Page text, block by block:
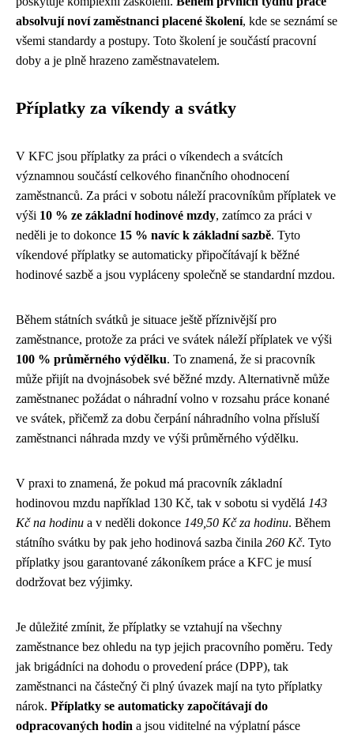
absolvují noví zaměstnanci placené školení, kde se seznámí se
všemi standardy a postupy. Toto školení je součástí pracovní
doby a je plně hrazeno zaměstnavatelem.
Příplatky za víkendy a svátky
V KFC jsou příplatky za práci o víkendech a svátcích
významnou součástí celkového finančního ohodnocení
zaměstnanců. Za práci v sobotu náleží pracovníkům příplatek ve
výši 10 % ze základní hodinové mzdy, zatímco za práci v
neděli je to dokonce 15 % navíc k základní sazbě. Tyto
víkendové příplatky se automaticky připočítávají k běžné
hodinové sazbě a jsou vypláceny společně se standardní mzdou.
Během státních svátků je situace ještě příznivější pro
zaměstnance, protože za práci ve svátek náleží příplatek ve výši
100 % průměrného výdělku. To znamená, že si pracovník
může přijít na dvojnásobek své běžné mzdy. Alternativně může
zaměstnanec požádat o náhradní volno v rozsahu práce konané
ve svátek, přičemž za dobu čerpání náhradního volna přísluší
zaměstnanci náhrada mzdy ve výši průměrného výdělku.
V praxi to znamená, že pokud má pracovník základní
hodinovou mzdu například 130 Kč, tak v sobotu si vydělá 143
Kč na hodinu a v neděli dokonce 149,50 Kč za hodinu. Během
státního svátku by pak jeho hodinová sazba činila 260 Kč. Tyto
příplatky jsou garantované zákoníkem práce a KFC je musí
dodržovat bez výjimky.
Je důležité zmínit, že příplatky se vztahují na všechny
zaměstnance bez ohledu na typ jejich pracovního poměru. Tedy
jak brigádníci na dohodu o provedení práce (DPP), tak
zaměstnanci na částečný či plný úvazek mají na tyto příplatky
nárok. Příplatky se automaticky započítávají do
odpracovaných hodin a jsou viditelné na výplatní pásce